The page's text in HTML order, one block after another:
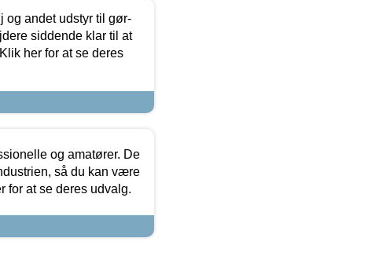
andet udstyr til gør-
siddende klar til at
her for at se deres
og amatører. De
så du kan være
for at se deres udvalg.